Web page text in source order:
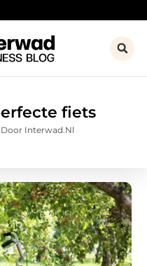
fiets
Interwad.nl